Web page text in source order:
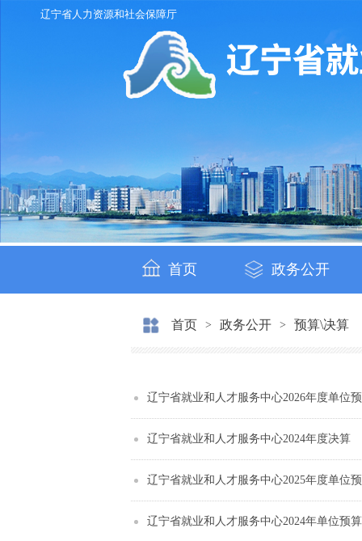
辽宁省人力资源和社会保障厅
首页 政务公开
首页 > 政务公开 > 预算\决算
辽宁省就业和人才服务中心2026年度单位
辽宁省就业和人才服务中心2024年度决算
辽宁省就业和人才服务中心2025年度单位
辽宁省就业和人才服务中心2024年单位预算